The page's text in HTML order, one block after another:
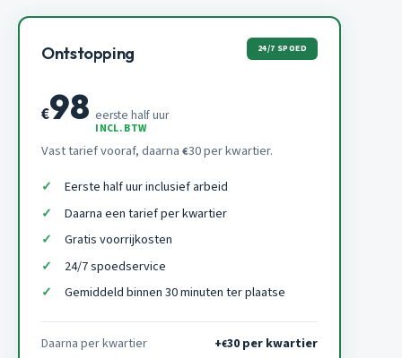
Ontstopping 24/7 SPOED
€98 eerste half uur
INCL. BTW
Vast tarief vooraf, daarna €30 per kwartier.
Eerste half uur inclusief arbeid
Daarna een tarief per kwartier
Gratis voorrijkosten
24/7 spoedservice
Gemiddeld binnen 30 minuten ter plaatse
Daarna per kwartier +€30 per kwartier